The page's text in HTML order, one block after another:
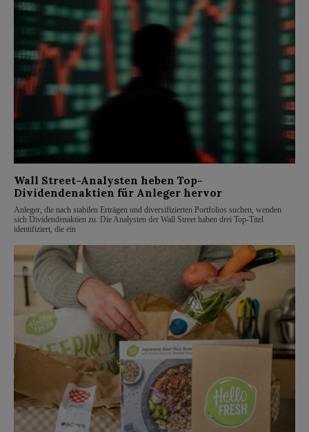
Wall Street-Analysten heben Top-
Dividendenaktien für Anleger hervor
Anleger, die nach stabilen Erträgen und diversifizierten Portfolios suchen, wenden
sich Dividendenaktien zu. Die Analysten der Wall Street haben drei Top-Titel
identifiziert, die ein